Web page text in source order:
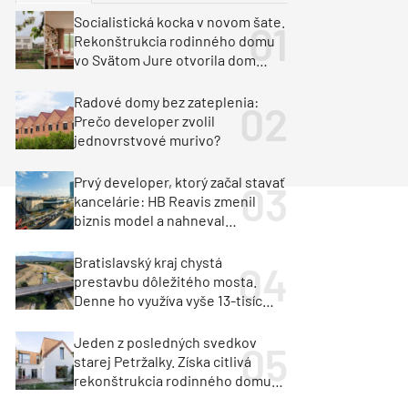
Klimatizácia a vetranie
Milan Murcka
Socialistická kocka v novom šate.
Rekonštrukcia rodinného domu
vo Svätom Jure otvorila dom
Radové domy bez zateplenia:
Prečo developer zvolil
jednovrstvové murivo?
Prvý developer, ktorý začal stavať
kancelárie: HB Reavis zmenil
biznis model a nahneval
Bratislavský kraj chystá
prestavbu dôležitého mosta.
Denne ho využíva vyše 13-tisíc
Jeden z posledných svedkov
starej Petržalky. Získa citlivá
rekonštrukcia rodinného domu